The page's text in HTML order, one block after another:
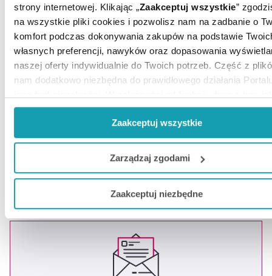
strony internetowej. Klikając „Zaakceptuj wszystkie”
na wszystkie pliki cookies i pozwolisz nam na zadbanie o
komfort podczas dokonywania zakupów na podstawie
własnych preferencji, nawyków oraz dopasowania
naszej oferty indywidualnie do Twoich potrzeb. Część z
nam dodatkowo niezbędna do prawidłowego działania
korzystasz z naszej witryny będą również przekazywane do
naszych Partnerów marketingowych i analitycznych.
Jeżeli chcesz dostosować swoją zgodę i wybrać tylko
aktywności dokonaj preferowanych przez Ciebie wyborów i
oznaczało, że nie wyrażasz zgody na pozyskiwanie od
danych, które nie są niezbędne dla funkcjonowania Strony.
się to jednak wiązało z brakiem dostępu do wszystkich
Zaakceptuj wszystkie
Zarządzaj zgodami
Zaakceptuj niezbędne
ZOBACZ TEŻ
ARTYKUŁY